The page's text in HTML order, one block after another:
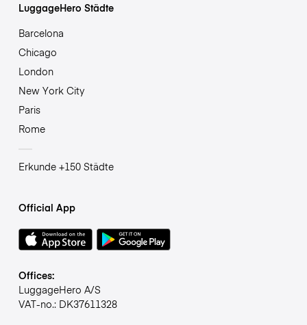
LuggageHero Städte
Barcelona
Chicago
London
New York City
Paris
Rome
Erkunde +150 Städte
Official App
Offices:
LuggageHero A/S
VAT-no.: DK37611328